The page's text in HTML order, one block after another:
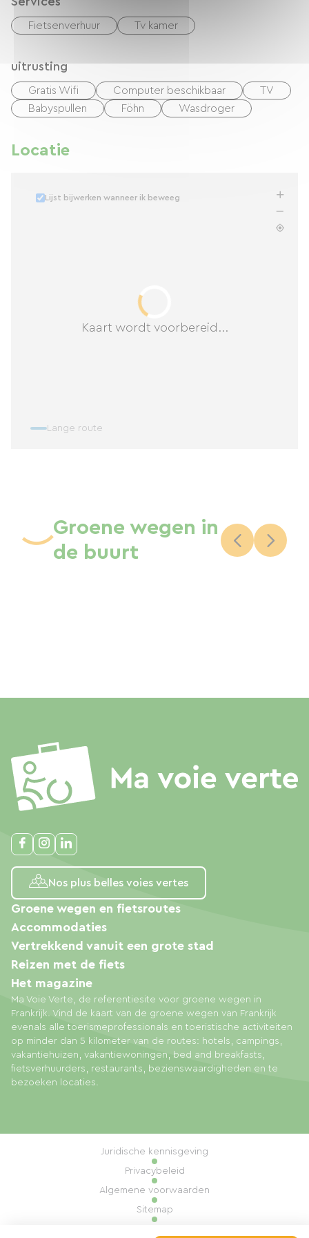
Fietsenverhuur Tv kamer
uitrusting
Gratis Wifi Computer beschikbaar
TV
Babyspullen
Föhn Wasdroger
Locatie
Kaart wordt voorbereid...
Lijst bijwerken wanneer ik beweeg
Lange route
Groene wegen in
de buurt
Nos plus belles voies vertes
Ma Voie Verte, de referentiesite voor groene wegen in
Frankrijk. Vind de kaart van de groene wegen van Frankrijk
evenals alle toerismeprofessionals en toeristische activiteiten
op minder dan 5 kilometer van de routes: hotels, campings,
vakantiehuizen, vakantiewoningen, bed and breakfasts,
fietsverhuurders, restaurants, bezienswaardigheden en te
bezoeken locaties.
Groene wegen en fietsroutes
Accommodaties
Vertrekkend vanuit een grote stad
Reizen met de fiets
Het magazine
Juridische kennisgeving
Privacybeleid
Algemene voorwaarden
Sitemap